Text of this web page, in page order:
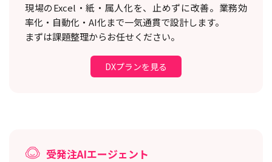
現場のExcel・紙・属人化を、止めずに改善。 業務効
率化・自動化・AI化まで一気通貫で設計します。
まずは課題整理からお任せください。
DXプランを見る
受発注AIエージェント